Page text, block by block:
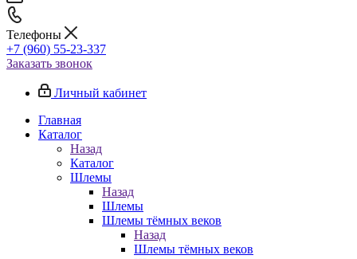
Телефоны
+7 (960) 55-23-337
Заказать звонок
Личный кабинет
Главная
Каталог
Назад
Каталог
Шлемы
Назад
Шлемы
Шлемы тёмных веков
Назад
Шлемы тёмных веков